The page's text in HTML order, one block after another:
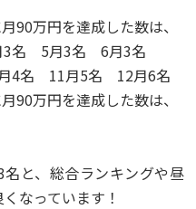
90万円を達成した数は、
名 5月3名 6月3名
4名 11月5名 12月6名
90万円を達成した数は、
と、総合ランキングや昼
なっています！